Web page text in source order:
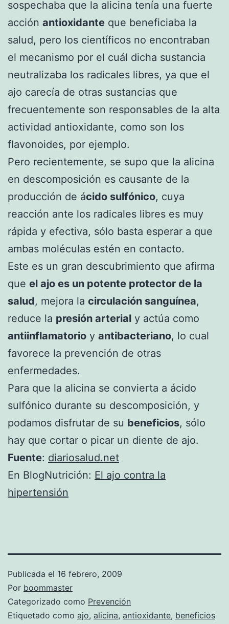
sospechaba que la alicina tenía una fuerte
acción antioxidante que beneficiaba la
salud, pero los científicos no encontraban
el mecanismo por el cuál dicha sustancia
neutralizaba los radicales libres, ya que el
ajo carecía de otras sustancias que
frecuentemente son responsables de la alta
actividad antioxidante, como son los
flavonoides, por ejemplo.
Pero recientemente, se supo que la alicina
en descomposición es causante de la
producción de ácido sulfónico, cuya
reacción ante los radicales libres es muy
rápida y efectiva, sólo basta esperar a que
ambas moléculas estén en contacto.
Este es un gran descubrimiento que afirma
que el ajo es un potente protector de la
salud, mejora la circulación sanguínea,
reduce la presión arterial y actúa como
antiinflamatorio y antibacteriano, lo cual
favorece la prevención de otras
enfermedades.
Para que la alicina se convierta a ácido
sulfónico durante su descomposición, y
podamos disfrutar de su beneficios, sólo
hay que cortar o picar un diente de ajo.
Fuente: diariosalud.net
En BlogNutrición: El ajo contra la
hipertensión
Publicada el 16 febrero, 2009
Por boommaster
Categorizado como Prevención
Etiquetado como ajo, alicina, antioxidante, beneficios